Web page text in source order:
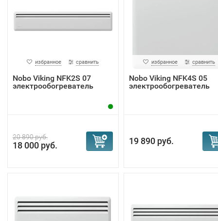
избранное сравнить
Nobo Viking NFK2S 07
электрообогреватель
20 890 руб.
18 000 руб.
избранное сравнить
Nobo Viking NFK4S 05
электрообогреватель
19 890 руб.